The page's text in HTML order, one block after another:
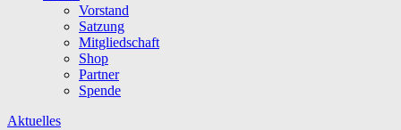
Vorstand
Satzung
Mitgliedschaft
Shop
Partner
Spende
Aktuelles